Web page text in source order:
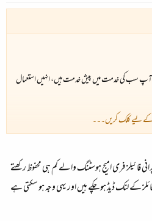
آپ سب کی خدمت میں پیش خدمت ہیں، انہیں استعمال
کے لیے کلک کریں۔۔۔
ہے. اتنی پرانی فائیلز فری امیج ہوسٹنگ والے کم ہی محفوظ رکھتے
کے لنک ڈیڈ ہو چکے ہیں اور یہی وجہ ہو سکتی ہے